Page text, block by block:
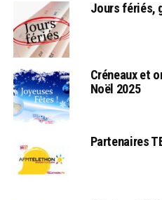
Jours fériés,
Créneaux et
Noël 2025
Partenaires